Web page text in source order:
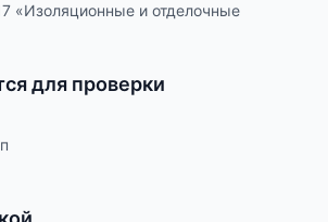
«Изоляционные и отделочные
для проверки